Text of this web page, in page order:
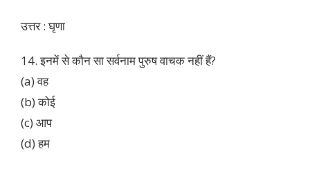
उत्तर : घृणा
14. इनमें से कौन सा सर्वनाम पुरुष वाचक नहीं हैं?
(a) वह
(b) कोई
(c) आप
(d) हम